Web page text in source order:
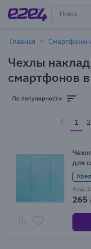
Главная Смартфоны
Чехлы
смартфонов
По популярности
1 2
для
Код:
265